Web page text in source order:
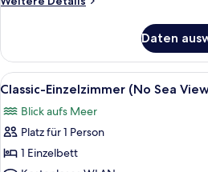
anzeigen
oder
Zweibettzimmer,
Meerseite
Daten
Alle
Fotos
für
Classic-
Einzelzimmer
Ein
4
Classic-Einzelzimmer (No Sea
Blick aufs Meer
Platz für 1 Person
1 Einzelbett